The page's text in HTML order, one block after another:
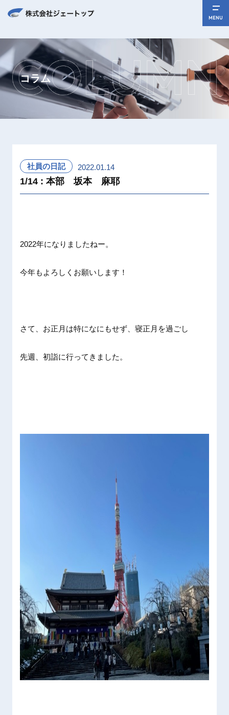
MENU
コラム
社員の日記 2022.01.14
1/14 : 本部 坂本 麻耶
2022年になりましたねー。
今年もよろしくお願いします！
さて、お正月は特になにもせず、寝正月を過ごし
先週、初詣に行ってきました。